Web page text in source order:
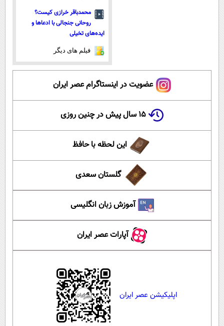
محمدباقر خرازی کیست؟
روحانی جنجالی با ادعاها و
ایده‌های تخیلی
فیلم های دیگر
عضویت در اینستاگرام عصر ایران
۱۵ سال پیش در چنین روزی
این لحظه با حافظ
گلستان سعدی
آموزش زبان انگلیسی
آپارات عصر ایران
اپلیکیشن عصر ایران